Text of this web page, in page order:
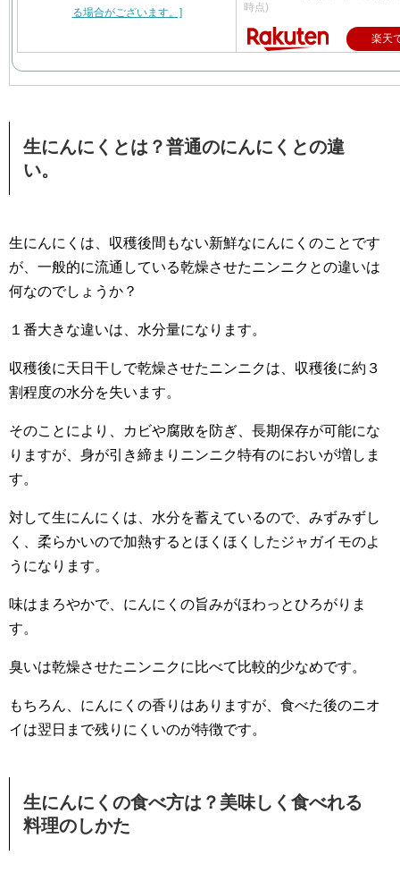
時点)
楽天
生にんにくとは？普通のにんにくとの違
い。
生にんにくは、収穫後間もない新鮮なにんにくのことです
が、一般的に流通している乾燥させたニンニクとの違いは
何なのでしょうか？
１番大きな違いは、水分量になります。
収穫後に天日干しで乾燥させたニンニクは、収穫後に約３
割程度の水分を失います。
そのことにより、カビや腐敗を防ぎ、長期保存が可能にな
りますが、身が引き締まりニンニク特有のにおいが増しま
す。
対して生にんにくは、水分を蓄えているので、みずみずし
く、柔らかいので加熱するとほくほくしたジャガイモのよ
うになります。
味はまろやかで、にんにくの旨みがほわっとひろがりま
す。
臭いは乾燥させたニンニクに比べて比較的少なめです。
もちろん、にんにくの香りはありますが、食べた後のニオ
イは翌日まで残りにくいのが特徴です。
生にんにくの食べ方は？美味しく食べれる
料理のしかた